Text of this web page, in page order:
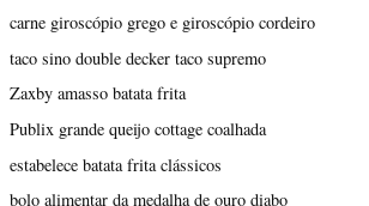
carne giroscópio grego e giroscópio cordeiro
taco sino double decker taco supremo
Zaxby amasso batata frita
Publix grande queijo cottage coalhada
estabelece batata frita clássicos
bolo alimentar da medalha de ouro diabo